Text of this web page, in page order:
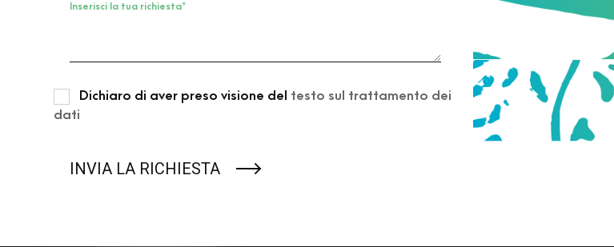
Inserisci la tua richiesta*
Dichiaro di aver preso visione del testo sul trattamento dei
dati
INVIA LA RICHIESTA